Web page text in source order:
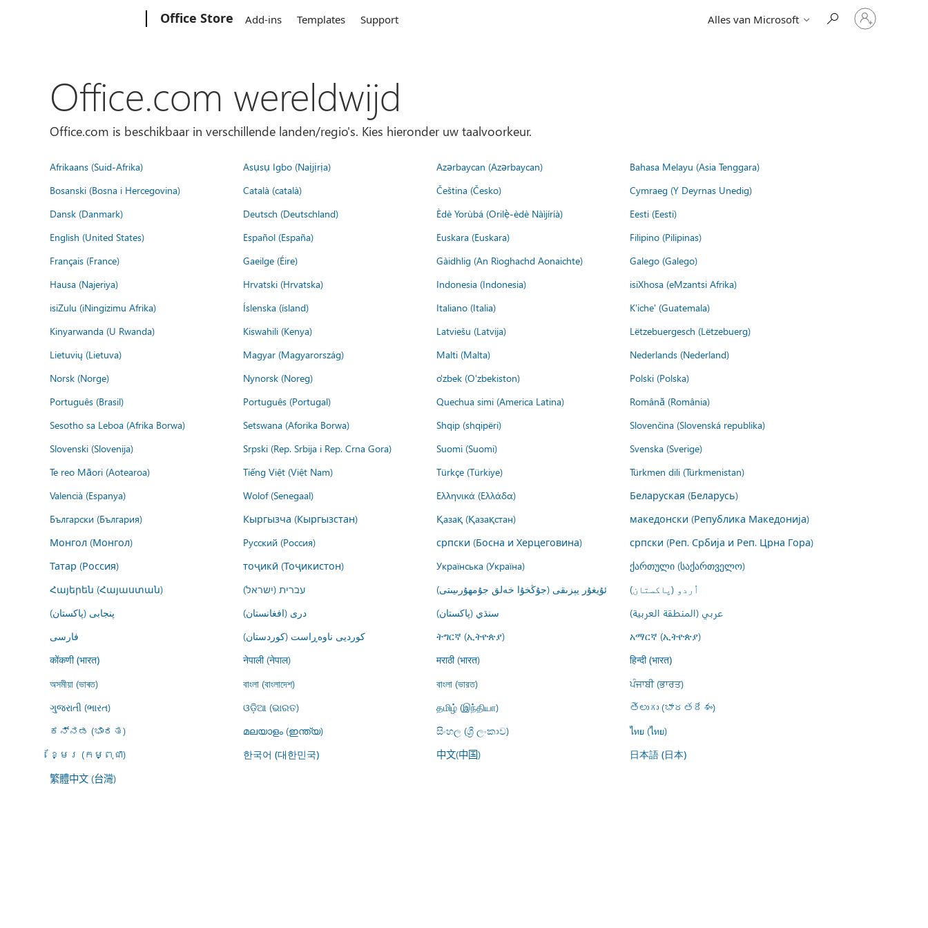
Office Store Add-ins Templates Support Alles van Microsoft
Meld
je
aan
Office.com wereldwijd
Office.com is beschikbaar in verschillende landen/regio's. Kies hieronder uw taalvoorkeur.
Afrikaans (Suid-Afrika) Asụsụ Igbo (Naịjịrịa) Azərbaycan (Azərbaycan)
Bahasa Melayu (Asia Tenggara)
Bosanski (Bosna i Hercegovina)
Català (català) Čeština (Česko)
Cymraeg (Y Deyrnas Unedig)
Dansk (Danmark)
Deutsch (Deutschland) Èdè Yorùbá (Orilẹ̀-èdè Nàìjíríà)
Eesti (Eesti)
English (United States)
Español (España) Euskara (Euskara)
Filipino (Pilipinas)
Français (France)
Gaeilge (Éire) Gàidhlig (An Rìoghachd Aonaichte)
Galego (Galego)
Hausa (Najeriya)
Hrvatski (Hrvatska) Indonesia (Indonesia)
isiXhosa (eMzantsi Afrika)
isiZulu (iNingizimu Afrika)
Íslenska (ísland) Italiano (Italia)
K'iche' (Guatemala)
Kinyarwanda (U Rwanda)
Kiswahili (Kenya) Latviešu (Latvija)
Lëtzebuergesch (Lëtzebuerg)
Lietuvių (Lietuva)
Magyar (Magyarország) Malti (Malta)
Nederlands (Nederland)
Norsk (Norge)
Nynorsk (Noreg) o'zbek (O'zbekiston)
Polski (Polska)
Português (Brasil)
Português (Portugal) Quechua simi (America Latina)
Română (România)
Sesotho sa Leboa (Afrika Borwa)
Setswana (Aforika Borwa) Shqip (shqipëri)
Slovenčina (Slovenská republika)
Slovenski (Slovenija)
Srpski (Rep. Srbija i Rep. Crna Gora) Suomi (Suomi)
Svenska (Sverige)
Te reo Māori (Aotearoa)
Tiếng Việt (Việt Nam) Türkçe (Türkiye)
Türkmen dili (Türkmenistan)
Valencià (Espanya)
Wolof (Senegaal) Ελληνικά (Ελλάδα)
Беларуская (Беларусь)
Български (България)
Кыргызча (Кыргызстан) Қазақ (Қазақстан)
македонски (Република Македонија)
Монгол (Монгол)
Русский (Россия) српски (Босна и Херцеговина)
српски (Реп. Србија и Реп. Црна Гора)
Татар (Россия)
тоҷикӣ (Тоҷикистон) Українська (Україна)
ქართული (საქართველო)
Հայերեն (Հայաստան)
עברית (ישראל) ئۇيغۇر يېزىقى (جۇڭخۇا خەلق جۇمھۇرىيىتى)
اُردو (پاکستان)
پنجابی (پاکستان)
درى (افغانستان) سنڌي (پاکستان)
عربي (المنطقة العربية)
فارسى
کوردیی ناوەڕاست (کوردستان) ትግርኛ (ኢትዮጵያ) አማርኛ (ኢትዮጵያ)
कोंकणी (भारत) नेपाली (नेपाल) मराठी (भारत) हिन्दी (भारत)
অসমীয়া (ভাৰত) বাংলা (বাংলাদেশ) বাংলা (ভারত)
ਪੰਜਾਬੀ (ਭਾਰਤ)
ગુજરાતી (ભારત)
ଓଡ଼ିଆ (ଭାରତ) தமிழ் (இந்தியா)
తెలుగు (భారతదేశం)
ಕನ್ನಡ (ಭಾರತ)
മലയാളം (ഇന്ത്യ) සිංහල (ශ්‍රී ලංකාව)
ไทย (ไทย)
ខ្មែរ (កម្ពុជា)
한국어 (대한민국) 中文(中国) 日本語 (日本)
繁體中文 (台灣)